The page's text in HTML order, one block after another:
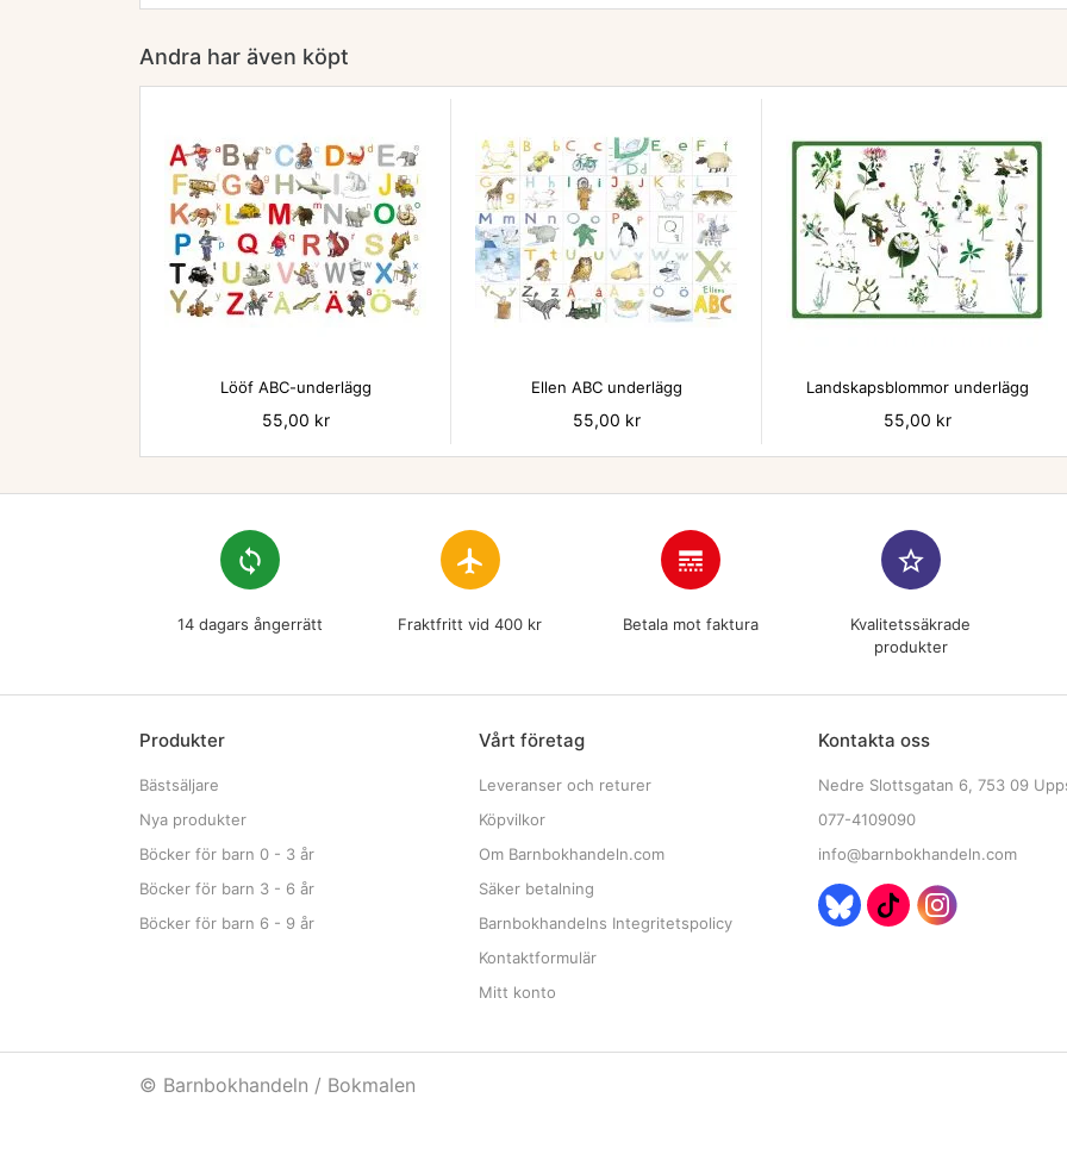
Andra har även köpt

Lööf ABC-underlägg
Pris
55,00 kr

Ellen ABC underlägg
Pris
55,00 kr
Landskapsblommor underlägg
Pris
55,00 kr
loop
14 dagars ångerrätt
flight
Fraktfritt vid 400 kr
line_style
Betala mot faktura
star_border
Kvalitetssäkrade
produkter
Produkter
Bästsäljare
Nya produkter
Böcker för barn 0 - 3 år
Böcker för barn 3 - 6 år
Böcker för barn 6 - 9 år
Vårt företag
Leveranser och returer
Köpvilkor
Om Barnbokhandeln.com
Säker betalning
Barnbokhandelns Integritetspolicy
Kontaktformulär
Mitt konto
Kontakta oss
Nedre Slottsgatan 6, 753 09
077-4109090
info@barnbokhandeln.com
© Barnbokhandeln / Bokmalen